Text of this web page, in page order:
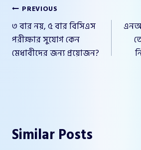
পোস্ট
ন্যাভিগেশন
PREVIOUS
৩ বার নয়, ৫ বার বিসিএস
পরীক্ষার সুযোগ কেন
মেধাবীদের জন্য প্রয়োজন?
Similar Posts